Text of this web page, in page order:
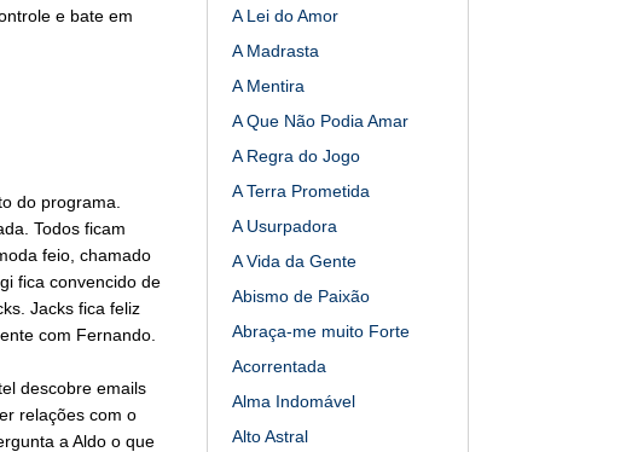
e bate em
do programa.
Todos ficam
feio, chamado
fica convencido de
Jacks fica feliz
com Fernando.
descobre emails
relações com o
a Aldo o que
A Lei do Amor
A Madrasta
A Mentira
A Que Não Podia Amar
A Regra do Jogo
A Terra Prometida
A Usurpadora
A Vida da Gente
Abismo de Paixão
Abraça-me muito Forte
Acorrentada
Alma Indomável
Alto Astral